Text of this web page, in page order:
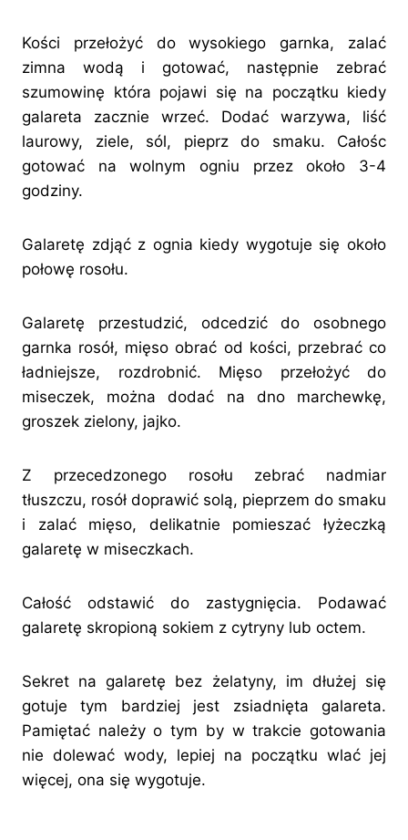
Kości przełożyć do wysokiego garnka, zalać
zimna wodą i gotować, następnie zebrać
szumowinę która pojawi się na początku kiedy
galareta zacznie wrzeć. Dodać warzywa, liść
laurowy, ziele, sól, pieprz do smaku. Całośc
gotować na wolnym ogniu przez około 3-4
godziny.
Galaretę zdjąć z ognia kiedy wygotuje się około
połowę rosołu.
Galaretę przestudzić, odcedzić do osobnego
garnka rosół, mięso obrać od kości, przebrać co
ładniejsze, rozdrobnić. Mięso przełożyć do
miseczek, można dodać na dno marchewkę,
groszek zielony, jajko.
Z przecedzonego rosołu zebrać nadmiar
tłuszczu, rosół doprawić solą, pieprzem do smaku
i zalać mięso, delikatnie pomieszać łyżeczką
galaretę w miseczkach.
Całość odstawić do zastygnięcia. Podawać
galaretę skropioną sokiem z cytryny lub octem.
Sekret na galaretę bez żelatyny, im dłużej się
gotuje tym bardziej jest zsiadnięta galareta.
Pamiętać należy o tym by w trakcie gotowania
nie dolewać wody, lepiej na początku wlać jej
więcej, ona się wygotuje.